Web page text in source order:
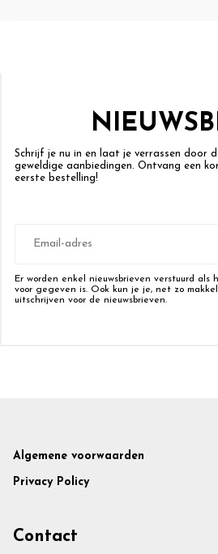
Schrijf je nu in en laat je verrassen door
geweldige aanbiedingen. Ontvang een
eerste bestelling!
mailadres
Er worden enkel nieuwsbrieven verstuurd als
voor gegeven is. Ook kun je je, net zo
uitschrijven voor de nieuwsbrieven.
Footer
Algemene voorwaarden
Privacy Policy
Contact